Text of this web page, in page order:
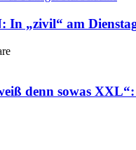
„zivil“ am Dienstag
denn sowas